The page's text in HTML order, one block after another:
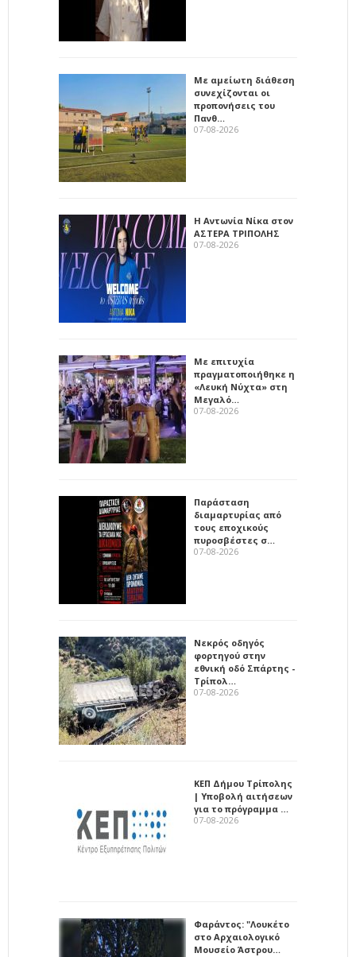
Με αμείωτη διάθεση
συνεχίζονται οι
προπονήσεις του
Πανθ…
07-08-2026
Η Αντωνία Νίκα στον
ΑΣΤΕΡΑ ΤΡΙΠΟΛΗΣ
07-08-2026
Με επιτυχία
πραγματοποιήθηκε η
«Λευκή Νύχτα» στη
Μεγαλό…
07-08-2026
Παράσταση
διαμαρτυρίας από
τους εποχικούς
πυροσβέστες σ…
07-08-2026
Νεκρός οδηγός
φορτηγού στην
εθνική οδό Σπάρτης -
Τρίπολ…
07-08-2026
ΚΕΠ Δήμου Τρίπολης
| Υποβολή αιτήσεων
για το πρόγραμμα …
07-08-2026
Φαράντος: "Λουκέτο
στο Αρχαιολογικό
Μουσείο Άστρου…